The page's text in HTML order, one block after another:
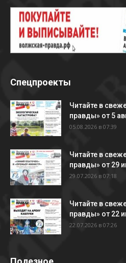
Спецпроекты
Читайте в
правды» от 5
05.08.2026 в 07:39
Читайте в
правды» от 29
29.07.2026 в 07:18
Читайте в
правды» от 22
22.07.2026 в 07:26